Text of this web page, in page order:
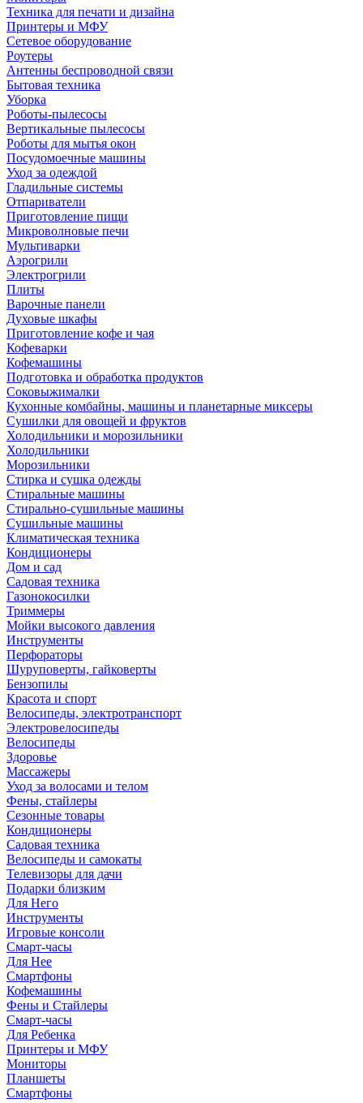
Техника для печати и дизайна
Принтеры и МФУ
Сетевое оборудование
Роутеры
Антенны беспроводной связи
Бытовая техника
Уборка
Роботы-пылесосы
Вертикальные пылесосы
Роботы для мытья окон
Посудомоечные машины
Уход за одеждой
Гладильные системы
Отпариватели
Приготовление пищи
Микроволновые печи
Мультиварки
Аэрогрили
Электрогрили
Плиты
Варочные панели
Духовые шкафы
Приготовление кофе и чая
Кофеварки
Кофемашины
Подготовка и обработка продуктов
Соковыжималки
Кухонные комбайны, машины и планетарные миксеры
Сушилки для овощей и фруктов
Холодильники и морозильники
Холодильники
Морозильники
Стирка и сушка одежды
Стиральные машины
Стирально-сушильные машины
Сушильные машины
Климатическая техника
Кондиционеры
Дом и сад
Садовая техника
Газонокосилки
Триммеры
Мойки высокого давления
Инструменты
Перфораторы
Шуруповерты, гайковерты
Бензопилы
Красота и спорт
Велосипеды, электротранспорт
Электровелосипеды
Велосипеды
Здоровье
Массажеры
Уход за волосами и телом
Фены, стайлеры
Сезонные товары
Кондиционеры
Садовая техника
Велосипеды и самокаты
Телевизоры для дачи
Подарки близким
Для Него
Инструменты
Игровые консоли
Смарт-часы
Для Нее
Смартфоны
Кофемашины
Фены и Стайлеры
Смарт-часы
Для Ребенка
Принтеры и МФУ
Мониторы
Планшеты
Смартфоны